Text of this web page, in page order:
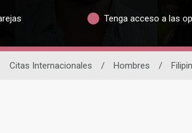
Tenga acceso a las
Citas Internacionales / Hombres /